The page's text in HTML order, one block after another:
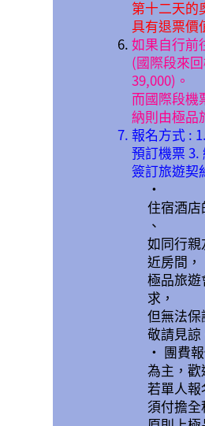
第十二天的
具有退票價
如果自行前
(國際段來
39,000)。
而國際段機
納則由極品
報名方式 :
預訂機票 3.
簽訂旅遊契
•
住宿酒
、
如同行
近房間，
極品旅
求，
但無法保
敬請見諒
• 團費
為主，歡
若單人報
須付擔全